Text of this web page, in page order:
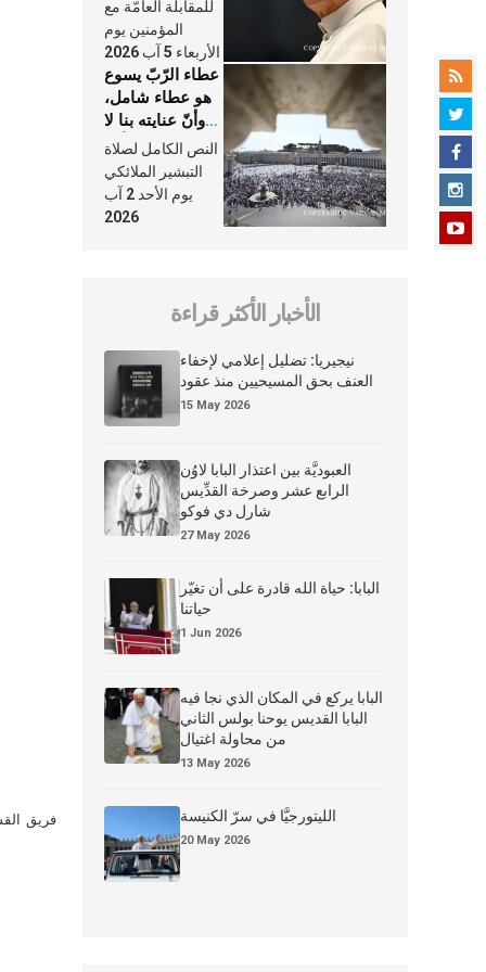
فريق
الكنيسة
للمقابلة العامّة مع
المؤمنين يوم
الأربعاء 5 آب 2026
عطاء الرّبّ يسوع
هو عطاء شامل،
وأنّ عنايته بنا لا
تغيب عنّا أبدًا
النص الكامل لصلاة
التبشير الملائكي
يوم الأحد 2 آب
2026
الأخبار الأكثر قراءة
نيجيريا: تضليل إعلامي لإخفاء
العنف بحق المسيحيين منذ عقود
15 May 2026
العبوديَّة بين اعتذار البابا لاوُن
الرابع عشر وصرخة القدِّيس
شارل دي فوكو
27 May 2026
البابا: حياة الله قادرة على أن تغيّر
حياتنا
1 Jun 2026
البابا يركع في المكان الذي نجا فيه
البابا القديس يوحنا بولس الثاني
من محاولة اغتيال
13 May 2026
الليتورجيَّا في سرّ الكنيسة
20 May 2026